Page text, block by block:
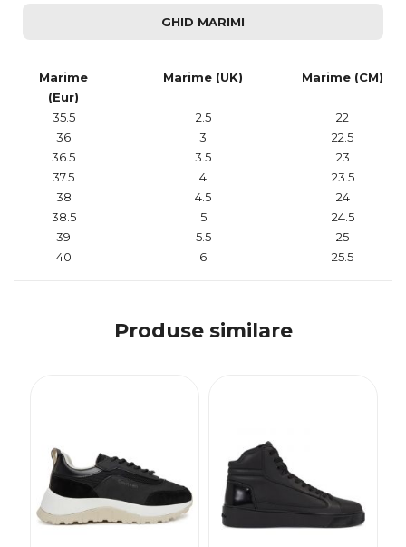
GHID MARIMI
Marime
(Eur)
Marime (UK) Marime (CM)
35.5 2.5
22
36
3
22.5
36.5
3.5
23
37.5
4
23.5
38
4.5
24
38.5
5
24.5
39
5.5
25
40
6 25.5
Produse similare